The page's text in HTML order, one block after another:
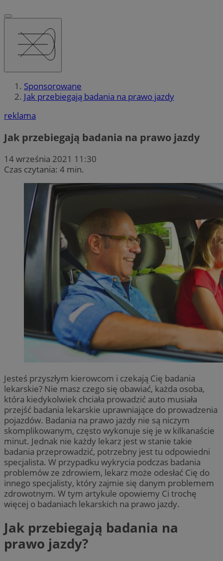
Sponsorowane
Jak przebiegają badania na prawo jazdy
reklama
Jak przebiegają badania na prawo jazdy
14 września 2021 11:30
Czas czytania: 4 min.
Jesteś przyszłym kierowcom i czekają Cię badania
lekarskie? Nie masz czego się obawiać, każda osoba,
która kiedykolwiek chciała prowadzić auto musiała
przejść badania lekarskie uprawniające do prowadzenia
pojazdów. Badania na prawo jazdy nie są niczym
skomplikowanym, często wykonuje się je w kilkanaście
minut. Jednak nie każdy lekarz jest w stanie takie
badania przeprowadzić, potrzebny jest tu odpowiedni
specjalista. W przypadku wykrycia podczas badania
problemów ze zdrowiem, lekarz może odesłać Cię do
innego specjalisty, który zajmie się danym problemem
zdrowotnym. W tym artykule opowiemy Ci trochę
więcej o badaniach lekarskich na prawo jazdy.
Jak przebiegają badania na
prawo jazdy?